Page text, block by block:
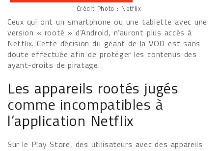
Crédit Photo : Netflix
Ceux qui ont un smartphone ou une tablette avec une
version « rooté » d’Android, n’auront plus accès à
Netflix. Cette décision du géant de la VOD est sans
doute effectuée afin de protéger les contenus des
ayant-droits de piratage.
Les appareils rootés jugés
comme incompatibles à
l’application Netflix
Sur le Play Store, des utilisateurs avec des appareils